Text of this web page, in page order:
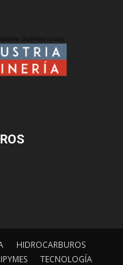
HIDROCARBUROS
TECNOLOGÍA